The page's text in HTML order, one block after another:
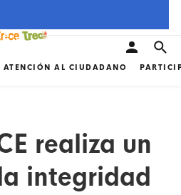
ATENCIÓN AL CIUDADANO
realiza un
integridad